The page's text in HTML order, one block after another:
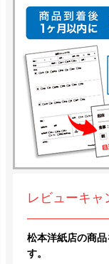
レビューキャ
松本洋紙店の商
す。